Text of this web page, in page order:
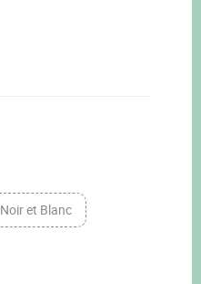
Noir et Blanc